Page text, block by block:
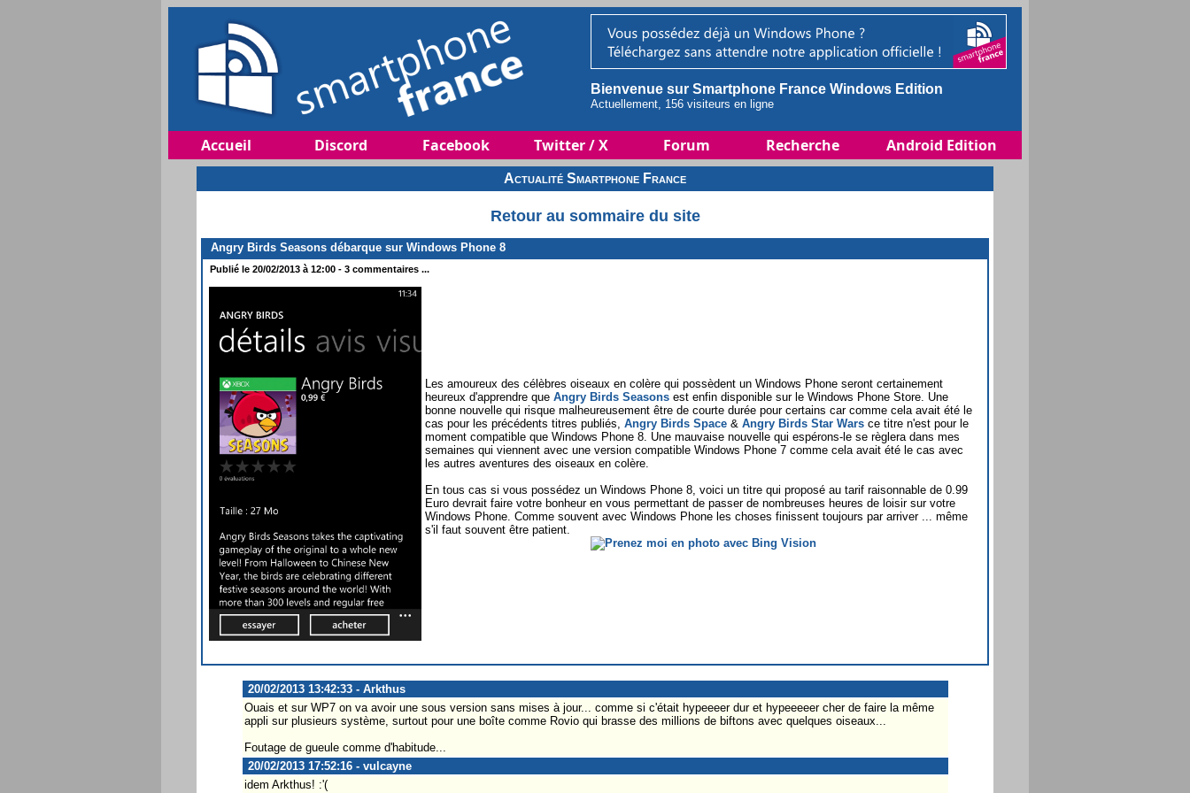
Bienvenue sur Smartphone France Windows Edition
Actuellement, 156 visiteurs en ligne
Accueil Discord Facebook Twitter / X Forum Recherche Android Edition
Actualité Smartphone France
Retour au sommaire du site
Angry Birds Seasons débarque sur Windows Phone 8
Publié le 20/02/2013 à 12:00 - 3 commentaires ...
Les amoureux des célèbres oiseaux en colère qui possèdent un Windows Phone seront certainement
heureux d'apprendre que Angry Birds Seasons est enfin disponible sur le Windows Phone Store. Une
bonne nouvelle qui risque malheureusement être de courte durée pour certains car comme cela avait été le
cas pour les précédents titres publiés, Angry Birds Space & Angry Birds Star Wars ce titre n'est pour le
moment compatible que Windows Phone 8. Une mauvaise nouvelle qui espérons-le se règlera dans mes
semaines qui viennent avec une version compatible Windows Phone 7 comme cela avait été le cas avec
les autres aventures des oiseaux en colère.
En tous cas si vous possédez un Windows Phone 8, voici un titre qui proposé au tarif raisonnable de 0.99
Euro devrait faire votre bonheur en vous permettant de passer de nombreuses heures de loisir sur votre
Windows Phone. Comme souvent avec Windows Phone les choses finissent toujours par arriver ... même
s'il faut souvent être patient.
20/02/2013 13:42:33 - Arkthus
Ouais et sur WP7 on va avoir une sous version sans mises à jour... comme si c'était hypeeeer dur et hypeeeeer cher de faire la même
appli sur plusieurs système, surtout pour une boîte comme Rovio qui brasse des millions de biftons avec quelques oiseaux...
Foutage de gueule comme d'habitude...
20/02/2013 17:52:16 - vulcayne
idem Arkthus! :'(